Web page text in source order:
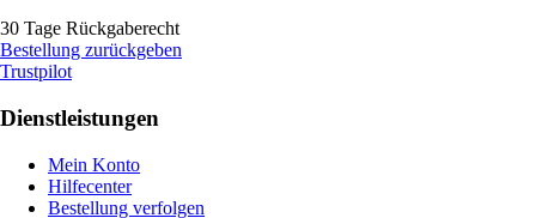
30 Tage Rückgaberecht
Bestellung zurückgeben
Trustpilot
Dienstleistungen
Mein Konto
Hilfecenter
Bestellung verfolgen